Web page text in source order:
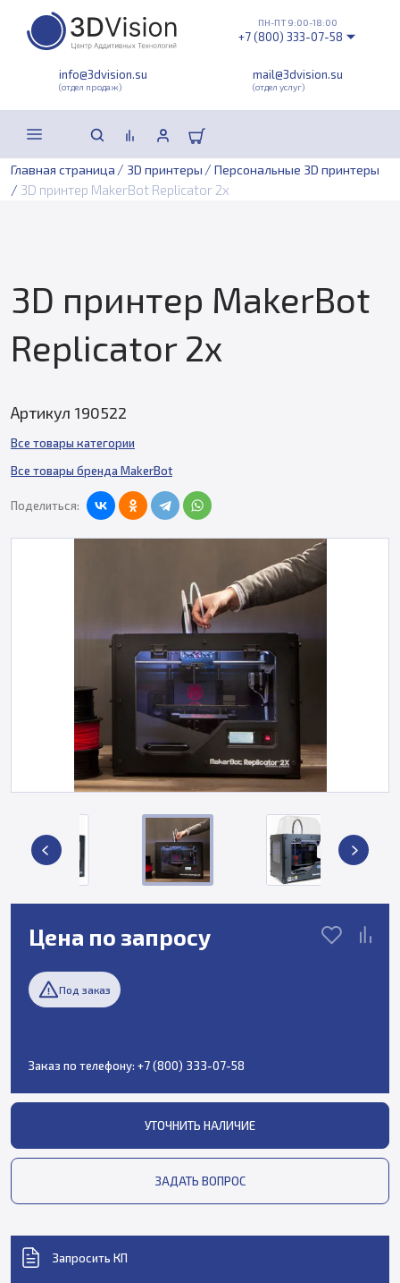
info@3dvision.su
(отдел продаж)
mail@3dvision.su
(отдел услуг)
ПН-ПТ 9:00-18:00
+7 (800) 333-07-58
Главная страница / 3D принтеры / Персональные 3D принтеры
/ 3D принтер MakerBot Replicator 2x
3D принтер MakerBot
Replicator 2x
Артикул 190522
Все товары категории
Все товары бренда MakerBot
Поделиться:
Цена по запросу
Под заказ
Заказ по телефону: +7 (800) 333-07-58
УТОЧНИТЬ НАЛИЧИЕ
ЗАДАТЬ ВОПРОС
Запросить КП